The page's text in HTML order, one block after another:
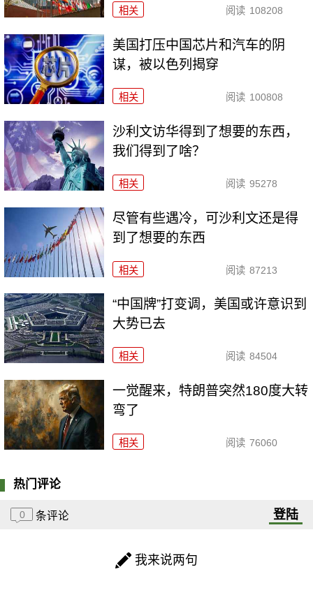
相关 阅读 108208
美国打压中国芯片和汽车的阴
谋，被以色列揭穿
相关 阅读 100808
沙利文访华得到了想要的东西，
我们得到了啥？
相关 阅读 95278
尽管有些遇冷，可沙利文还是得
到了想要的东西
相关 阅读 87213
“中国牌”打变调，美国或许意识到
大势已去
相关 阅读 84504
一觉醒来，特朗普突然180度大转
弯了
相关 阅读 76060
热门评论
0 条评论 登陆
我来说两句